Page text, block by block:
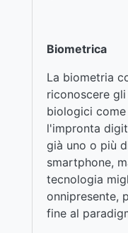
Biometrica
La biometria
riconoscere
biologici
l'impronta
già uno o più
smartphone,
tecnologia
onnipresente,
fine al